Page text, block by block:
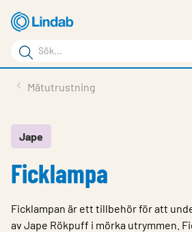
Hoppa
till
huvudinnehållet
Sökord
Sök
på
Service & Support
Hållbarhet
Kontakt
Mätutrustning
Jape
Ficklampa
Ficklampan är ett tillbehör för att
av Jape Rökpuff i mörka utrymmen.